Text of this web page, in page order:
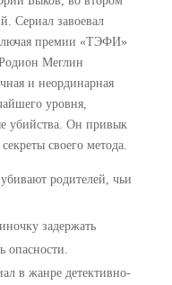
Сериал завоевал
премии «ТЭФИ»
Меглин
и неординарная
уровня,
убийства. Он привык
своего метода.
родителей, чьи
задержать
опасности.
в жанре детективно-